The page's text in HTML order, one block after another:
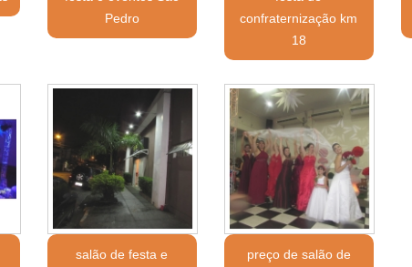
Pedro
confraternização km
18
salão de festa e
preço de salão de